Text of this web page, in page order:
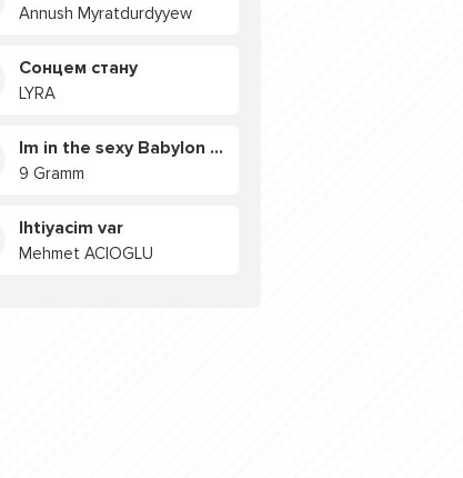
Annush Myratdurdyyew
Сонцем стану
LYRA
Im in the sexy Babylon БУЯ
9 Gramm
Ihtiyacim var
Mehmet ACIOGLU